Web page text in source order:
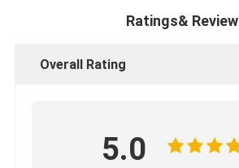
Ratings& Review
Overall Rating
5.0